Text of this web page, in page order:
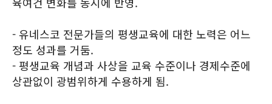
- 유네스코 전문가들의 평생교육에 대한 노력은 어느
정도 성과를 거둠.
- 평생교육 개념과 사상을 교육 수준이나 경제수준에
상관없이 광범위하게 수용하게 됨.